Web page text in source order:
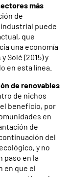
más
de
industrial puede
que
una economía
Solé (2015) y
en esta línea.
de renovables
de nichos
beneficio, por
en
de
del
y no
paso en la
en que el